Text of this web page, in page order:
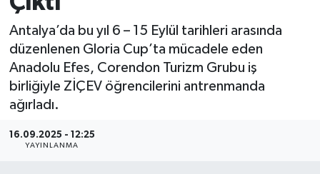
Antalya’da bu yıl 6 – 15 Eylül tarihleri arasında
düzenlenen Gloria Cup’ta mücadele eden
Anadolu Efes, Corendon Turizm Grubu iş
birliğiyle ZİÇEV öğrencilerini antrenmanda
ağırladı.
16.09.2025 - 12:25
YAYINLANMA